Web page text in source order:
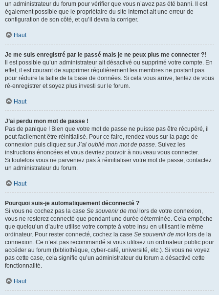
un administrateur du forum pour vérifier que vous n’avez pas été banni. Il est
également possible que le propriétaire du site Internet ait une erreur de
configuration de son côté, et qu’il devra la corriger.
Haut
Je me suis enregistré par le passé mais je ne peux plus me connecter ?!
Il est possible qu’un administrateur ait désactivé ou supprimé votre compte. En
effet, il est courant de supprimer régulièrement les membres ne postant pas
pour réduire la taille de la base de données. Si cela vous arrive, tentez de vous
ré-enregistrer et soyez plus investi sur le forum.
Haut
J’ai perdu mon mot de passe !
Pas de panique ! Bien que votre mot de passe ne puisse pas être récupéré, il
peut facilement être réinitialisé. Pour ce faire, rendez vous sur la page de
connexion puis cliquez sur J’ai oublié mon mot de passe. Suivez les
instructions énoncées et vous devriez pouvoir à nouveau vous connecter.
Si toutefois vous ne parveniez pas à réinitialiser votre mot de passe, contactez
un administrateur du forum.
Haut
Pourquoi suis-je automatiquement déconnecté ?
Si vous ne cochez pas la case Se souvenir de moi lors de votre connexion,
vous ne resterez connecté que pendant une durée déterminée. Cela empêche
que quelqu’un d’autre utilise votre compte à votre insu en utilisant le même
ordinateur. Pour rester connecté, cochez la case Se souvenir de moi lors de la
connexion. Ce n’est pas recommandé si vous utilisez un ordinateur public pour
accéder au forum (bibliothèque, cyber-café, université, etc.). Si vous ne voyez
pas cette case, cela signifie qu’un administrateur du forum a désactivé cette
fonctionnalité.
Haut